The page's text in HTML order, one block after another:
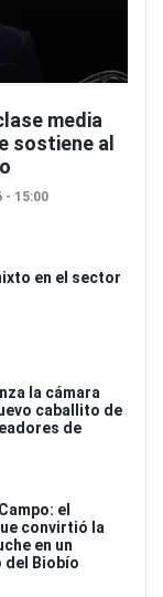
media
sostiene al
- 15:00
en el sector
la cámara
caballito de
de
el
convirtió la
en un
Biobío